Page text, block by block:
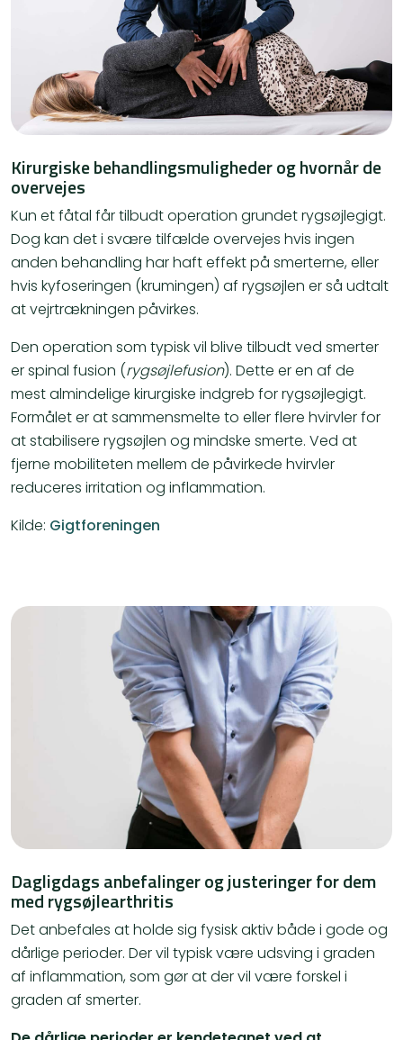
Kirurgiske behandlingsmuligheder og hvornår de
overvejes
Kun et fåtal får tilbudt operation grundet rygsøjlegigt.
Dog kan det i svære tilfælde overvejes hvis ingen
anden behandling har haft effekt på smerterne, eller
hvis kyfoseringen (krumingen) af rygsøjlen er så udtalt
at vejrtrækningen påvirkes.
Den operation som typisk vil blive tilbudt ved smerter
er spinal fusion (rygsøjlefusion). Dette er en af de
mest almindelige kirurgiske indgreb for rygsøjlegigt.
Formålet er at sammensmelte to eller flere hvirvler for
at stabilisere rygsøjlen og mindske smerte. Ved at
fjerne mobiliteten mellem de påvirkede hvirvler
reduceres irritation og inflammation.
Kilde: Gigtforeningen
Dagligdags anbefalinger og justeringer for dem
med rygsøjlearthritis
Det anbefales at holde sig fysisk aktiv både i gode og
dårlige perioder. Der vil typisk være udsving i graden
af inflammation, som gør at der vil være forskel i
graden af smerter.